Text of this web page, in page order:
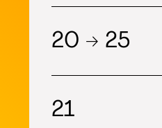
20 → 25
21